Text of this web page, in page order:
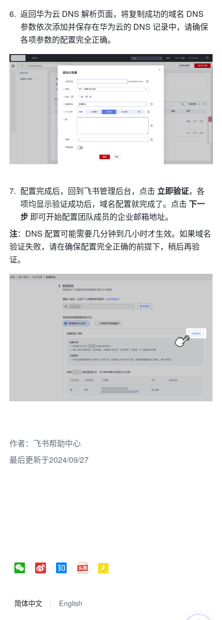
返回华为云 DNS 解析页面，将复制成功的域名 DNS
参数依次添加并保存在华为云的 DNS 记录中，请确保
各项参数的配置完全正确。
配置完成后，回到飞书管理后台，点击 立即验证，各
项均显示验证成功后，域名配置就完成了。点击 下一
步 即可开始配置团队成员的企业邮箱地址。
注：DNS 配置可能需要几分钟到几小时才生效。如果域名
验证失败，请在确保配置完全正确的前提下，稍后再验
证。
作者： 飞书帮助中心
最后更新于2024/09/27
简体中文 English